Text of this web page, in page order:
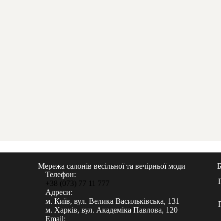
Мережа салонів весільної та вечірньої моди
Телефон:
+38 (073) 77 11 777
Адреси:
м. Київ, вул. Велика Васильківська, 131
м. Харків, вул. Академіка Павлова, 120
Email: